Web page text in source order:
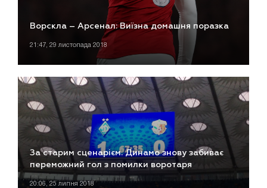
Ворскла – Арсенал: Виїзна домашня поразка
21:47, 29 листопада 2018
За старим сценарієм. Динамо знову забиває
переможний гол з помилки воротаря
20:06, 25 липня 2018